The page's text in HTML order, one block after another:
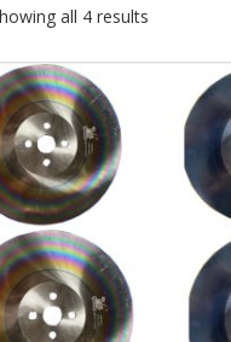
all 4 results